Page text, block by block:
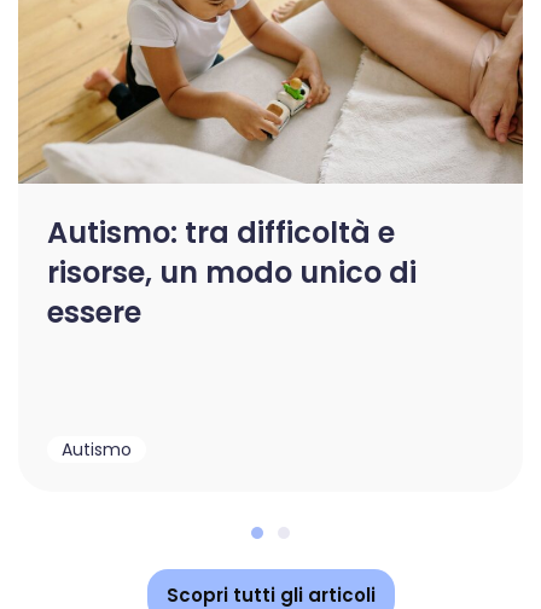
Autismo: tra difficoltà e
risorse, un modo unico di
essere
Autismo
Scopri tutti gli articoli